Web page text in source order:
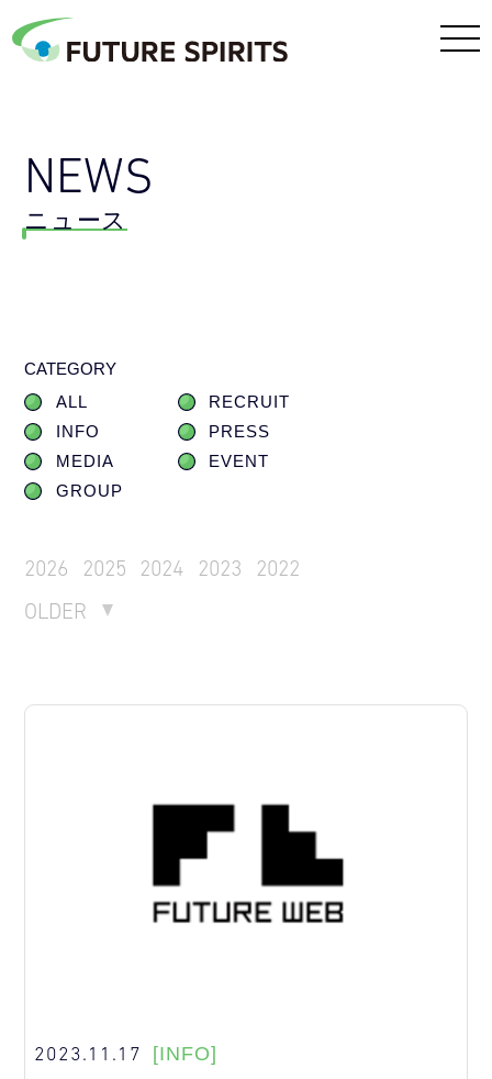
NEWS
ニュース
CATEGORY
ALL
RECRUIT
INFO
PRESS
MEDIA
EVENT
GROUP
2026 2025 2024 2023
2022
OLDER
2023.11.17 [INFO]